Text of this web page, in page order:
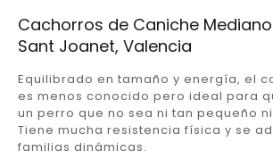
Cachorros de Caniche
Sant Joanet, Valencia
Equilibrado en tamaño y energía, el
es menos conocido pero ideal para
un perro que no sea ni tan pequeño
Tiene mucha resistencia física y se
familias dinámicas.